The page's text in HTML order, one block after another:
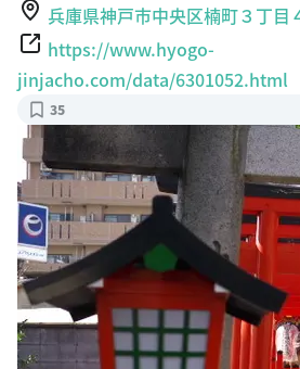
兵庫県神戸市中央区楠町３丁目
https://www.hyogo-
jinjacho.com/data/6301052.html
35